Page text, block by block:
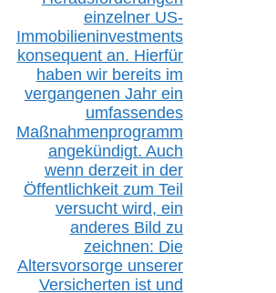
einzelner US-
Immobilieninvestments
konsequent an. Hierfür
haben wir bereits im
vergangenen Jahr ein
umfassendes
Maßnahmenprogramm
angekündigt. Auch
wenn derzeit in der
Öffentlichkeit zum Teil
versucht wird, ein
anderes Bild zu
zeichnen: Die
Altersvorsorge unserer
Versicherten ist und